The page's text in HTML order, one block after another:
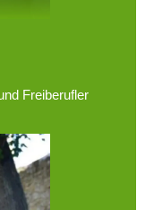
Freiberufler